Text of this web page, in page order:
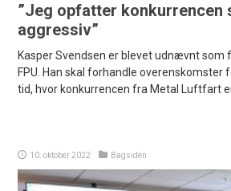
”Jeg opfatter konkurrencen
aggressiv”
Kasper Svendsen er blevet udnævnt
FPU. Han skal forhandle overenskomster
tid, hvor konkurrencen fra Metal Luftfart
10. oktober 2022 Bagsiden